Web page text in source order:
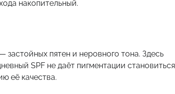
накопительный.
пятен и неровного тона. Здесь
SPF не даёт пигментации становиться
её качества.